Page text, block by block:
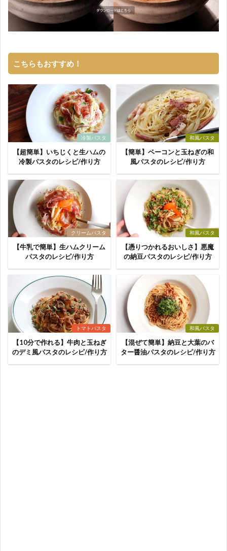
こちらもおすすめ！
冷製パスタ
【超簡単】いちじくと生ハムの
冷製パスタのレシピ/作り方
和風パスタ
【簡単】ベーコンと玉ねぎの和
風パスタのレシピ/作り方
クリームパスタ
【牛乳で簡単】生ハムクリーム
パスタのレシピ/作り方
和風パスタ
【憑りつかれるおいしさ】悪魔
の納豆パスタのレシピ/作り方
トマトパスタ
【10分で作れる】牛肉と玉ねぎ
のデミ風パスタのレシピ/作り方
和風パスタ
【混ぜて簡単】納豆と大葉のバ
ター醤油パスタのレシピ/作り方